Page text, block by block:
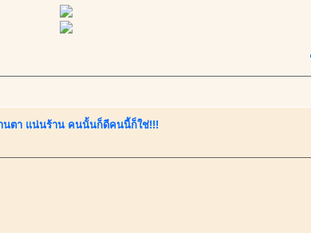
นตา แน่นร้าน คนนั้นก็ดีคนนี้ก็ใช่!!!